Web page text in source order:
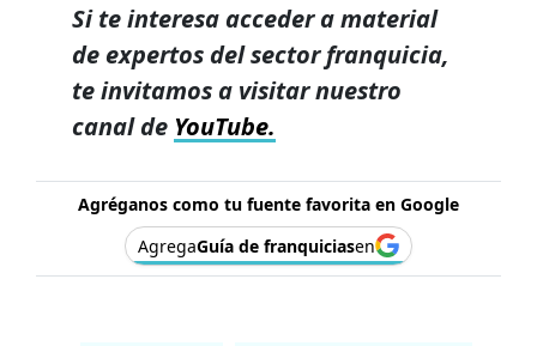
Si te interesa acceder a material
de expertos del sector franquicia,
te invitamos a visitar nuestro
canal de YouTube.
Agréganos como tu fuente favorita en Google
AgregaGuía de franquiciasen